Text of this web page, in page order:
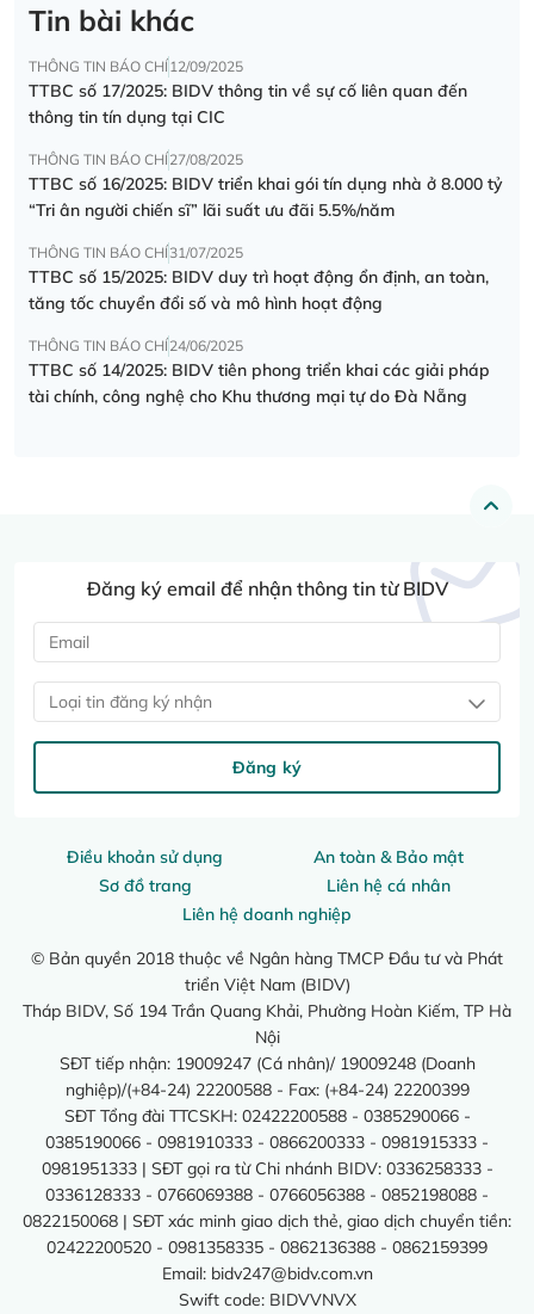
Tin bài khác
THÔNG TIN BÁO CHÍ12/09/2025
TTBC số 17/2025: BIDV thông tin về sự cố liên quan đến
thông tin tín dụng tại CIC
THÔNG TIN BÁO CHÍ27/08/2025
TTBC số 16/2025: BIDV triển khai gói tín dụng nhà ở 8.000 tỷ
“Tri ân người chiến sĩ” lãi suất ưu đãi 5.5%/năm
THÔNG TIN BÁO CHÍ31/07/2025
TTBC số 15/2025: BIDV duy trì hoạt động ổn định, an toàn,
tăng tốc chuyển đổi số và mô hình hoạt động
THÔNG TIN BÁO CHÍ24/06/2025
TTBC số 14/2025: BIDV tiên phong triển khai các giải pháp
tài chính, công nghệ cho Khu thương mại tự do Đà Nẵng
Điều khoản sử dụng
An toàn & Bảo mật
Sơ đồ trang
Liên hệ cá nhân
Liên hệ doanh nghiệp
© Bản quyền 2018 thuộc về Ngân hàng TMCP Đầu tư và Phát
triển Việt Nam (BIDV)
Tháp BIDV, Số 194 Trần Quang Khải, Phường Hoàn Kiếm, TP Hà
Nội
SĐT tiếp nhận: 19009247 (Cá nhân)/ 19009248 (Doanh
nghiệp)/(+84-24) 22200588 - Fax: (+84-24) 22200399
SĐT Tổng đài TTCSKH: 02422200588 - 0385290066 -
0385190066 - 0981910333 - 0866200333 - 0981915333 -
0981951333 | SĐT gọi ra từ Chi nhánh BIDV: 0336258333 -
0336128333 - 0766069388 - 0766056388 - 0852198088 -
0822150068 | SĐT xác minh giao dịch thẻ, giao dịch chuyển tiền:
02422200520 - 0981358335 - 0862136388 - 0862159399
Email: bidv247@bidv.com.vn
Swift code: BIDVVNVX
Đăng ký email để nhận thông tin từ BIDV
Loại tin đăng ký nhận
Đăng ký